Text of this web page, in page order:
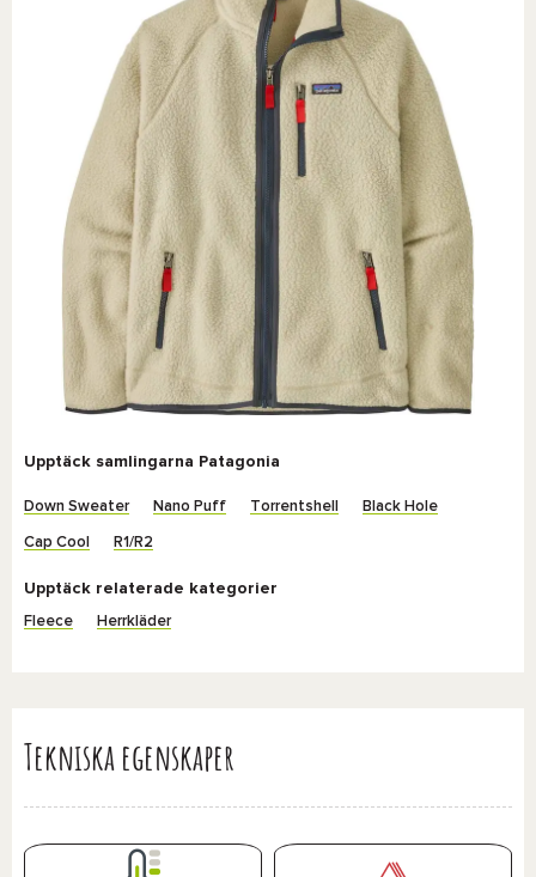
Upptäck samlingarna Patagonia
Down Sweater Nano Puff Torrentshell Black Hole
Cap Cool R1/R2
Upptäck relaterade kategorier
Fleece Herrkläder
Tekniska egenskaper